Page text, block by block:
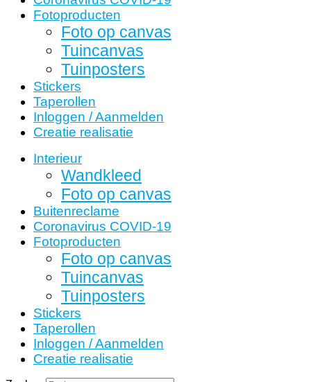
Fotoproducten
Foto op canvas
Tuincanvas
Tuinposters
Stickers
Taperollen
Inloggen / Aanmelden
Creatie realisatie
Interieur
Wandkleed
Foto op canvas
Buitenreclame
Coronavirus COVID-19
Fotoproducten
Foto op canvas
Tuincanvas
Tuinposters
Stickers
Taperollen
Inloggen / Aanmelden
Creatie realisatie